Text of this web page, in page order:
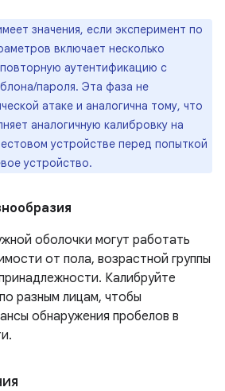
значения, если эксперимент по
включает несколько
аутентификацию с
пароля. Эта фаза не
атаке и аналогична тому, что
аналогичную калибровку на
устройстве перед попыткой
устройство.
оболочки могут работать
от пола, возрастной группы
Калибруйте
разным лицам, чтобы
обнаружения пробелов в